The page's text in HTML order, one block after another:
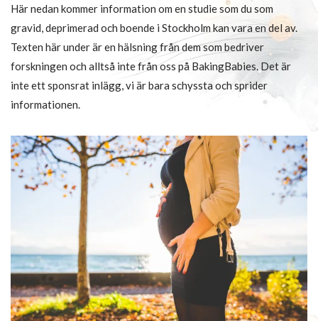
Här nedan kommer information om en studie som du som
gravid, deprimerad och boende i Stockholm kan vara en del av.
Texten här under är en hälsning från dem som bedriver
forskningen och alltså inte från oss på BakingBabies. Det är
inte ett sponsrat inlägg, vi är bara schyssta och sprider
informationen.